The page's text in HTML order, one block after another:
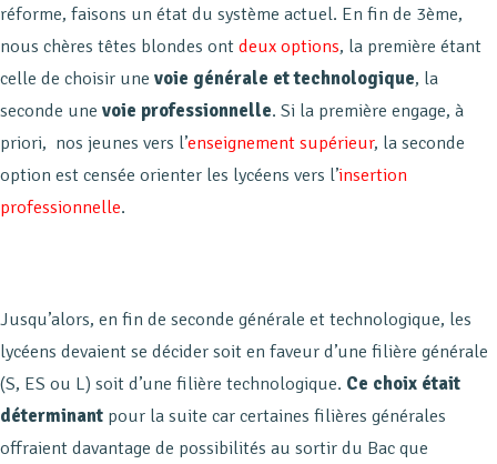
réforme, faisons un état du système actuel. En fin de 3ème,
nous chères têtes blondes ontdeux options, la première étant
celle de choisir une voie générale et technologique, la
seconde une voie professionnelle. Si la première engage, à
priori, nos jeunes vers l’enseignement supérieur, la seconde
option est censée orienter les lycéens vers l’insertion
professionnelle.
Jusqu’alors, en fin de seconde générale et technologique, les
lycéens devaient se décider soit en faveur d’une filière générale
(S, ES ou L) soit d’une filière technologique. Ce choix était
déterminant pour la suite car certaines filières générales
offraient davantage de possibilités au sortir du Bac que